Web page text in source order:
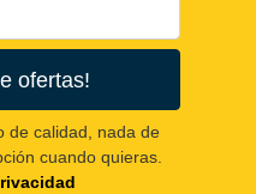
ofertas!
de calidad, nada de
cuando quieras.